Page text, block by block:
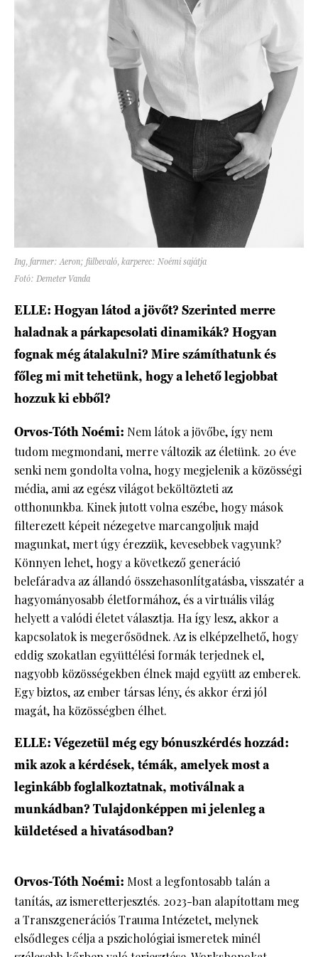
Ing, farmer: Aeron; fülbevaló, karperec: Noémi sajátja
Fotó: Demeter Vanda
ELLE: Hogyan látod a jövőt? Szerinted merre
haladnak a párkapcsolati dinamikák? Hogyan
fognak még átalakulni? Mire számíthatunk és
főleg mi mit tehetünk, hogy a lehető legjobbat
hozzuk ki ebből?
Orvos-Tóth Noémi: Nem látok a jövőbe, így nem
tudom megmondani, merre változik az életünk. 20 éve
senki nem gondolta volna, hogy megjelenik a közösségi
média, ami az egész világot beköltözteti az
otthonunkba. Kinek jutott volna eszébe, hogy mások
filterezett képeit nézegetve marcangoljuk majd
magunkat, mert úgy érezzük, kevesebbek vagyunk?
Könnyen lehet, hogy a következő generáció
belefáradva az állandó összehasonlítgatásba, visszatér a
hagyományosabb életformához, és a virtuális világ
helyett a valódi életet választja. Ha így lesz, akkor a
kapcsolatok is megerősödnek. Az is elképzelhető, hogy
eddig szokatlan együttélési formák terjednek el,
nagyobb közösségekben élnek majd együtt az emberek.
Egy biztos, az ember társas lény, és akkor érzi jól
magát, ha közösségben élhet.
ELLE: Végezetül még egy bónuszkérdés hozzád:
mik azok a kérdések, témák, amelyek most a
leginkább foglalkoztatnak, motiválnak a
munkádban? Tulajdonképpen mi jelenleg a
küldetésed a hivatásodban?
Orvos-Tóth Noémi: Most a legfontosabb talán a
tanítás, az ismeretterjesztés. 2023-ban alapítottam meg
a Transzgenerációs Trauma Intézetet, melynek
elsődleges célja a pszichológiai ismeretek minél